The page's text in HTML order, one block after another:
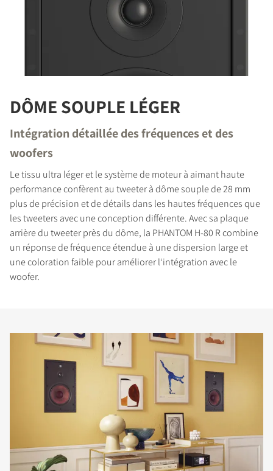
COMPARER LES PRODUITS
DÔME SOUPLE LÉGER
Intégration détaillée des fréquences et des
woofers
Le tissu ultra léger et le système de moteur à aimant haute
performance confèrent au tweeter à dôme souple de 28 mm
plus de précision et de détails dans les hautes fréquences que
les tweeters avec une conception différente. Avec sa plaque
arrière du tweeter près du dôme, la PHANTOM H-80 R combine
un réponse de fréquence étendue à une dispersion large et
une coloration faible pour améliorer l‘intégration avec le
woofer.